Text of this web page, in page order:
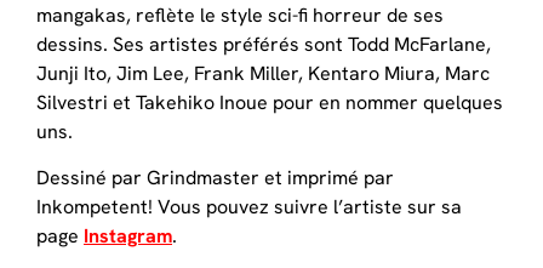
mangakas, reflète le style sci-fi horreur de ses
dessins. Ses artistes préférés sont Todd McFarlane,
Junji Ito, Jim Lee, Frank Miller, Kentaro Miura, Marc
Silvestri et Takehiko Inoue pour en nommer quelques
uns.
Dessiné par Grindmaster et imprimé par
Inkompetent! Vous pouvez suivre l’artiste sur sa
page Instagram.